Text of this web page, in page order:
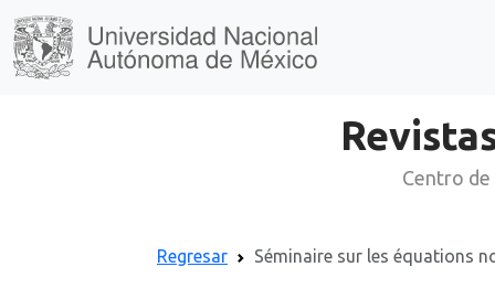
Centro de
Regresar Séminaire sur les équations